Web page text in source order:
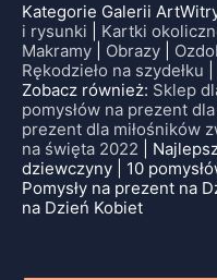
Kategorie Galerii
i rysunki
Kartki
Makramy
Obrazy
Rękodzieło na szydełku
Zobacz również: Sklep
pomysłów na prezent
prezent dla miłośników
na święta 2022 |
dziewczyny | 10
Pomysły na prezent na
na Dzień Kobiet